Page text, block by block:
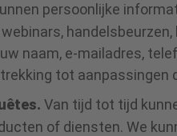
persoonlijke
naam, e-mailadres,
tot aanpassingen
Van tijd tot tijd
of diensten. We